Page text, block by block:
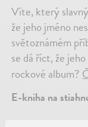
Víte, který
že jeho jméno
světoznámém
se dá říct, že
rockové album?
E-kniha na